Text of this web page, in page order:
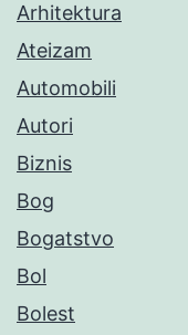
Arhitektura
Ateizam
Automobili
Autori
Biznis
Bog
Bogatstvo
Bol
Bolest